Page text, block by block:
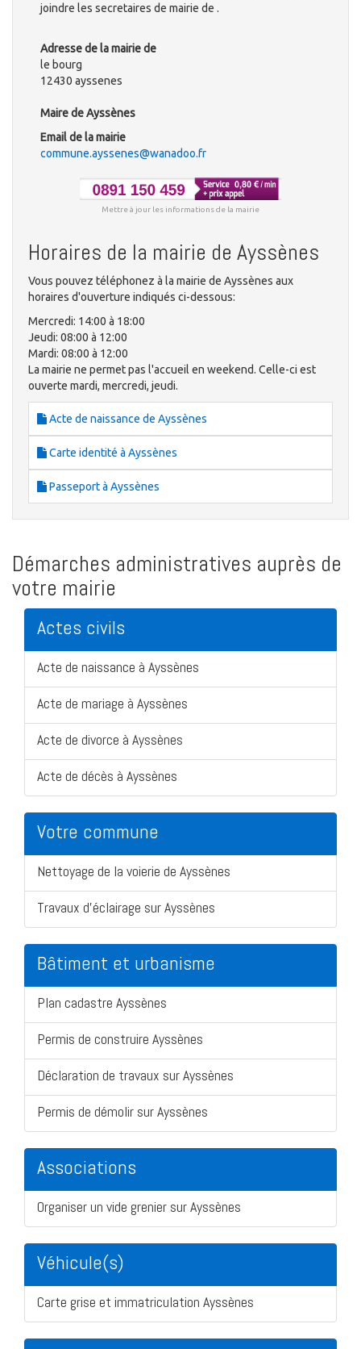
joindre les secretaires de mairie de .
Adresse de la mairie de
le bourg
12430 ayssenes
Maire de Ayssènes
Email de la mairie
commune.ayssenes@wanadoo.fr
Mettre à jour les informations de la mairie
Horaires de la mairie de Ayssènes
Vous pouvez téléphonez à la mairie de Ayssènes aux
horaires d'ouverture indiqués ci-dessous:
Mercredi: 14:00 à 18:00
Jeudi: 08:00 à 12:00
Mardi: 08:00 à 12:00
La mairie ne permet pas l'accueil en weekend. Celle-ci est
ouverte mardi, mercredi, jeudi.
Acte de naissance de Ayssènes
Carte identité à Ayssènes
Passeport à Ayssènes
Démarches administratives auprès de
votre mairie
Actes civils
Acte de naissance à Ayssènes
Acte de mariage à Ayssènes
Acte de divorce à Ayssènes
Acte de décès à Ayssènes
Votre commune
Nettoyage de la voierie de Ayssènes
Travaux d'éclairage sur Ayssènes
Bâtiment et urbanisme
Plan cadastre Ayssènes
Permis de construire Ayssènes
Déclaration de travaux sur Ayssènes
Permis de démolir sur Ayssènes
Associations
Organiser un vide grenier sur Ayssènes
Véhicule(s)
Carte grise et immatriculation Ayssènes